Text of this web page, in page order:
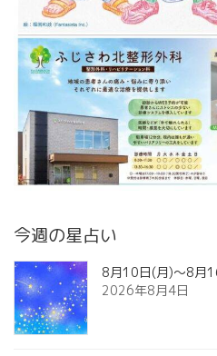
今週の星占い
8月10日(月)～8月
2026年8月4日